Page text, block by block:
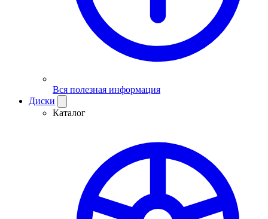
Вся полезная информация
Диски
Каталог